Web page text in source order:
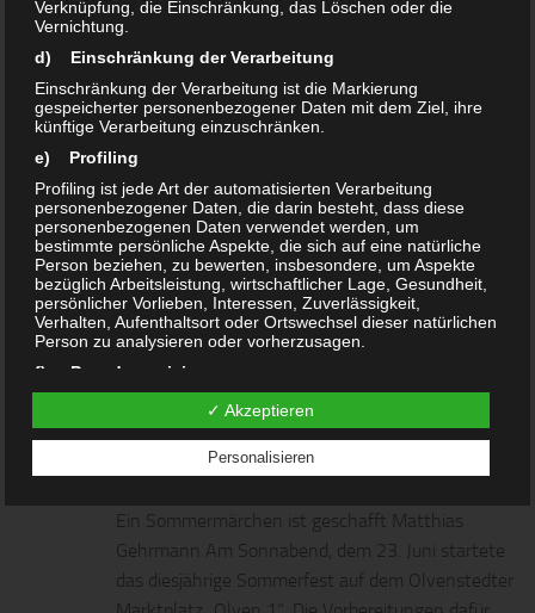
Olvenstedt und...
1
TERMINE 10. JULI 2013
Programm Sommerfest am
31.08.2013 – Markt Olven1
Programm Sommerfest am 31.08.2013 – Markt
Olven1 (aktualisiert am 16.August) ab 9 Uhr
„Tauchen“ im Sternsee
(Berufsfeuerwehr und Anglerverein MD)...
AKTUELLES 30. JUNI 2012
Bericht vom Sommerfest 2012 auf
OLVEN 1
Ein Sommermärchen ist geschafft Matthias
Gehrmann Am Sonnabend, dem 23. Juni startete
das diesjährige Sommerfest auf dem Olvenstedter
Verknüpfung, die Einschränkung, das Löschen oder die
Vernichtung.
d) Einschränkung der Verarbeitung
Einschränkung der Verarbeitung ist die Markierung
gespeicherter personenbezogener Daten mit dem Ziel, ihre
künftige Verarbeitung einzuschränken.
e) Profiling
Profiling ist jede Art der automatisierten Verarbeitung
personenbezogener Daten, die darin besteht, dass diese
personenbezogenen Daten verwendet werden, um
bestimmte persönliche Aspekte, die sich auf eine natürliche
Person beziehen, zu bewerten, insbesondere, um Aspekte
bezüglich Arbeitsleistung, wirtschaftlicher Lage, Gesundheit,
persönlicher Vorlieben, Interessen, Zuverlässigkeit,
Verhalten, Aufenthaltsort oder Ortswechsel dieser natürlichen
Person zu analysieren oder vorherzusagen.
f) Pseudonymisierung
Pseudonymisierung ist die Verarbeitung personenbezogener
Daten in einer Weise, auf welche die personenbezogenen
Daten ohne Hinzuziehung zusätzlicher Informationen nicht
mehr einer spezifischen betroffenen Person zugeordnet
werden können, sofern diese zusätzlichen Informationen
organisatorischen Maßnahmen unterliegen, die
gewährleisten, dass die personenbezogenen Daten nicht
einer identifizierten oder identifizierbaren natürlichen Person
zugewiesen werden.
g) Verantwortlicher oder für die Verarbeitung
✓ Akzeptieren
Personalisieren